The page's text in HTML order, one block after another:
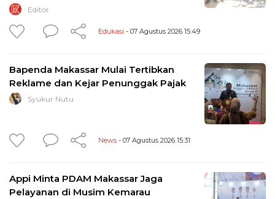
Editor
Edukasi - 07 Agustus 2026 15:49
Bapenda Makassar Mulai Tertibkan
Reklame dan Kejar Penunggak Pajak
Syukur Nutu
News - 07 Agustus 2026 15:31
Appi Minta PDAM Makassar Jaga
Pelayanan di Musim Kemarau